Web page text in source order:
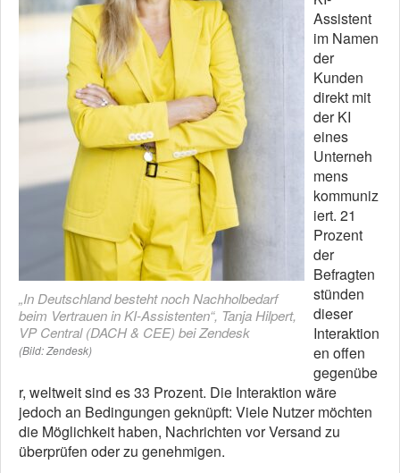
„In Deutschland besteht noch Nachholbedarf
beim Vertrauen in KI-Assistenten“, Tanja Hilpert,
VP Central (DACH & CEE) bei Zendesk
(Bild: Zendesk)
Assistent
im Namen
der
Kunden
direkt mit
der KI
eines
Unterneh
mens
kommuniz
iert. 21
Prozent
der
Befragten
stünden
dieser
Interaktion
en offen
gegenübe
r, weltweit sind es 33 Prozent. Die Interaktion wäre
jedoch an Bedingungen geknüpft: Viele Nutzer möchten
die Möglichkeit haben, Nachrichten vor Versand zu
überprüfen oder zu genehmigen.